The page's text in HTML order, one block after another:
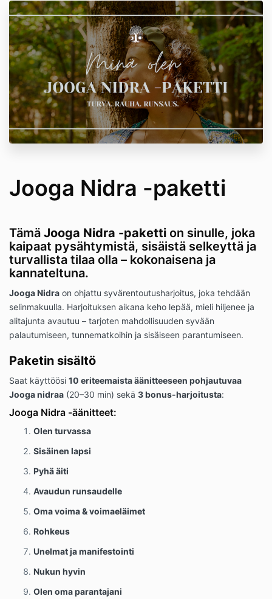
Jooga Nidra -paketti
Tämä Jooga Nidra -paketti on sinulle, joka
kaipaat pysähtymistä, sisäistä selkeyttä ja
turvallista tilaa olla – kokonaisena ja
kannateltuna.
Jooga Nidra on ohjattu syvärentoutusharjoitus, joka tehdään
selinmakuulla. Harjoituksen aikana keho lepää, mieli hiljenee ja
alitajunta avautuu – tarjoten mahdollisuuden syvään
palautumiseen, tunnematkoihin ja sisäiseen parantumiseen.
Paketin sisältö
Saat käyttöösi 10 eriteemaista äänitteeseen pohjautuvaa
Jooga nidraa (20–30 min) sekä 3 bonus-harjoitusta:
Jooga Nidra -äänitteet:
Olen turvassa
Sisäinen lapsi
Pyhä äiti
Avaudun runsaudelle
Oma voima & voimaeläimet
Rohkeus
Unelmat ja manifestointi
Nukun hyvin
Olen oma parantajani